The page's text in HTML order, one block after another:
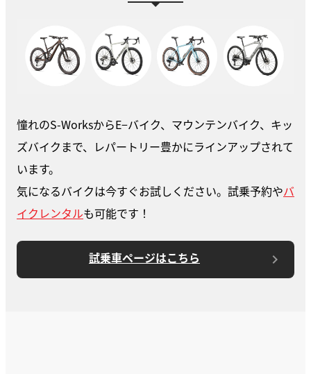
憧れのS-WorksからE−バイク、マウンテンバイク、キッ
ズバイクまで、レパートリー豊かにラインアップされて
います。
気になるバイクは今すぐお試しください。試乗予約やバ
イクレンタルも可能です！
試乗車ページはこちら